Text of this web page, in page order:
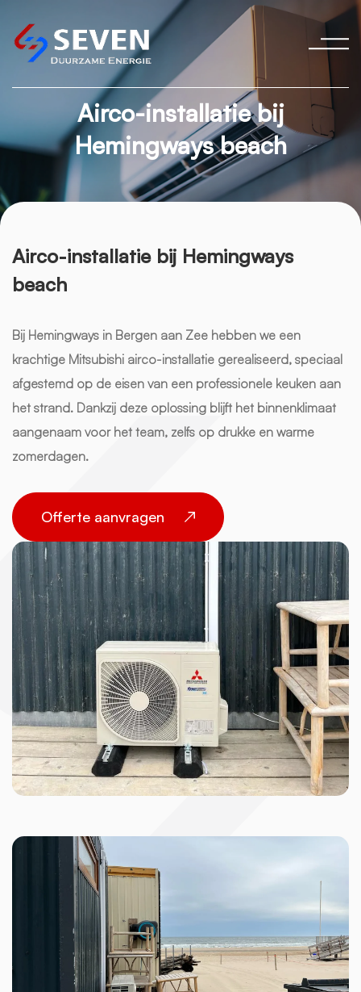
Airco-installatie bij
Hemingways beach
Airco-installatie bij Hemingways
beach
Bij Hemingways in Bergen aan Zee hebben we een
krachtige Mitsubishi airco-installatie gerealiseerd, speciaal
afgestemd op de eisen van een professionele keuken aan
het strand. Dankzij deze oplossing blijft het binnenklimaat
aangenaam voor het team, zelfs op drukke en warme
zomerdagen.
Offerte aanvragen